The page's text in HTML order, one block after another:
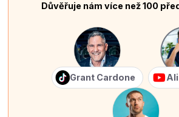
Důvěřuje nám více než 100
Grant Cardone